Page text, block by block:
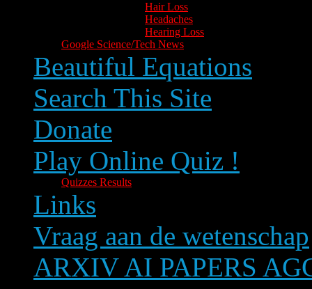
Hair Loss
Headaches
Hearing Loss
Google Science/Tech News
Beautiful Equations
Search This Site
Donate
Play Online Quiz !
Quizzes Results
Links
Vraag aan de wetenschap
ARXIV AI PAPERS